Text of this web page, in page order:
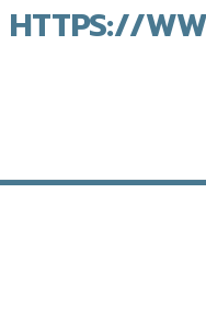
HTTPS://